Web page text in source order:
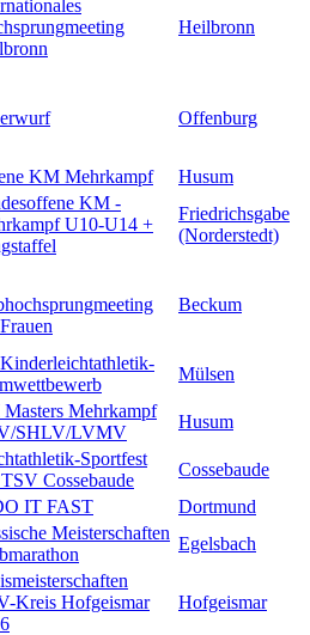
Heilbronn
Offenburg
KM Mehrkampf Husum
KM -
U10-U14 +
Friedrichsgabe
(Norderstedt)
Beckum
Mülsen
Mehrkampf
SHLV/LVMV
Husum
Sportfest
Cossebaude
Cossebaude
IT FAST
Dortmund
Meisterschaften
Egelsbach
Kreis Hofgeismar
Hofgeismar